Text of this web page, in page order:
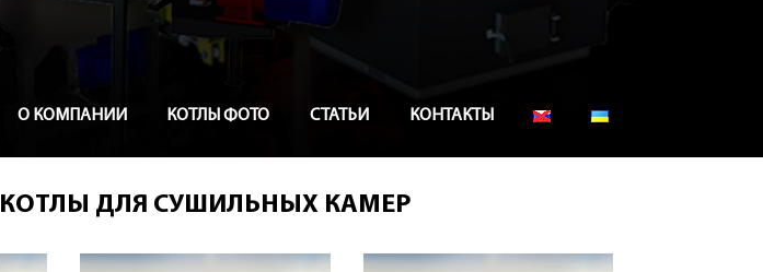
О КОМПАНИИ КОТЛЫ ФОТО СТАТЬИ КОНТАКТЫ
КОТЛЫ ДЛЯ СУШИЛЬНЫХ КАМЕР